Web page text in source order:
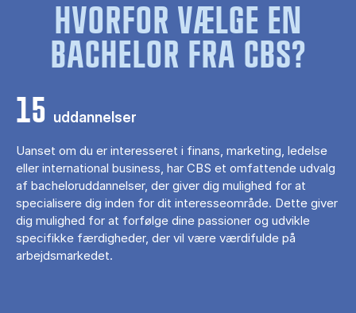
HVORFOR VÆLGE EN
BACHELOR FRA CBS?
15 uddannelser
Uanset om du er interesseret i finans, marketing, ledelse
eller international business, har CBS et omfattende udvalg
af bacheloruddannelser, der giver dig mulighed for at
specialisere dig inden for dit interesseområde. Dette giver
dig mulighed for at forfølge dine passioner og udvikle
specifikke færdigheder, der vil være værdifulde på
arbejdsmarkedet.